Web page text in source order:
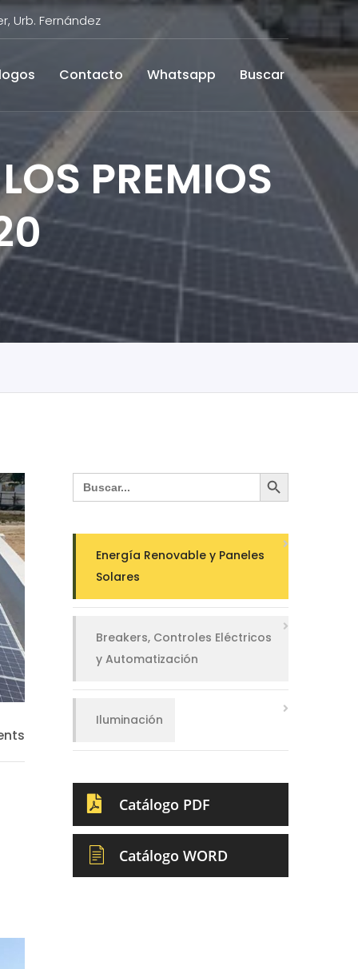
Urb. Fernández
Contacto Whatsapp Buscar
PREMIOS
Search
for:
Search Button
Energía Renovable y Paneles
Solares
Breakers, Controles Eléctricos
y Automatización
Iluminación
Catálogo PDF
Catálogo WORD